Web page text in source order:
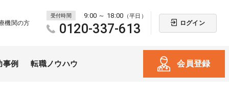
機関の方
受付時間 9:00 ～ 18:00 （平日）
0120-337-613 ログイン
事例 転職ノウハウ 会員登録